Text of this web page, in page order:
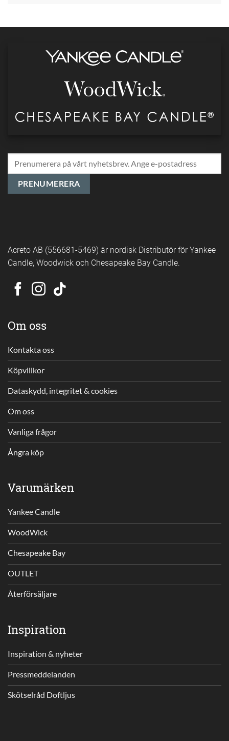
Acreto AB (556681-5469) är nordisk Distributör för Yankee
Candle, Woodwick och Chesapeake Bay Candle.
Om oss
Kontakta oss
Köpvillkor
Dataskydd, integritet & cookies
Om oss
Vanliga frågor
Ångra köp
Varumärken
Yankee Candle
WoodWick
Chesapeake Bay
OUTLET
Återförsäljare
Inspiration
Inspiration & nyheter
Pressmeddelanden
Skötselråd Doftljus